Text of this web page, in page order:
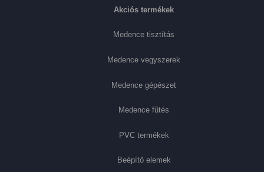
Akciós termékek
Medence tisztítás
Medence vegyszerek
Medence gépészet
Medence fűtés
PVC termékek
Beépítő elemek